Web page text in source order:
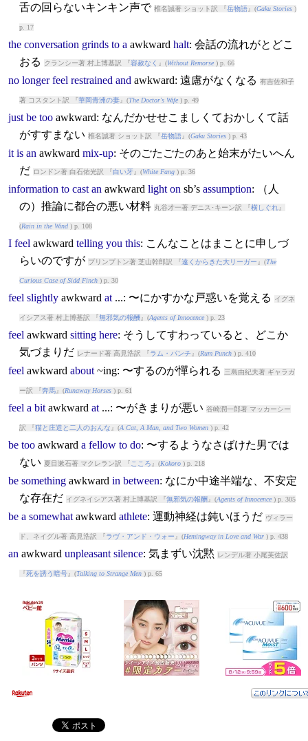
舌の回らないキンキン声で 椎名誠著 ショット訳 『岳物語』(Gaku Stories)
p. 17
the conversation grinds to a awkward halt: 会話の流れがとどこ
おる
クランシー著 村上博基訳 『容赦なく 』(Without Remorse) p. 66
no longer feel restrained and awkward: 遠慮がなくなる 有吉佐和子
著 コスタント訳 『華岡青洲の妻』(The Doctor's Wife) p. 49
just be too awkward: なんだかせせこましくておかしくて話
がすすまない 椎名誠著 ショット訳 『岳物語』(Gaku Stories) p. 43
it is an awkward mix-up: そのごたごたのあと始末がたいへん
だ ロンドン著 白石佑光訳 『白い牙』(White Fang) p. 36
information to cast an awkward light onsb’s assumption: （人
の）推論に都合の悪い材料 丸谷才一著 デニス･キーン訳 『横しぐれ』
(Rain in the Wind) p. 108
I feel awkward telling you this: こんなことはまことに申しづ
らいのですが プリンプトン著 芝山幹郎訳 『遠くからきた大リーガー 』(The
Curious Case of Sidd Finch) p. 30
feel slightly awkward at...: 〜にかすかな戸惑いを覚える イグネ
イシアス著 村上博基訳 『無邪気の報酬 』(Agents of Innocence) p. 23
feel awkward sitting here: そうしてすわっていると、どこか
気づまりだ レナード著 高見浩訳 『 ラム・パンチ 』(Rum Punch) p. 410
feel awkward about~ing: 〜するのが憚られる 三島由紀夫著 ギャラガ
ー訳 『奔馬』(Runaway Horses) p. 61
feel a bit awkward at...: 〜がきまりが悪い 谷崎潤一郎著 マッカーシー
訳 『猫と庄造と二人のおんな 』(A Cat, A Man, and Two Women) p. 42
be too awkward a fellow to do: 〜するようなさばけた男では
ない 夏目漱石著 マクレラン訳 『 こころ 』(Kokoro) p. 218
be something awkward in between: なにか中途半端な、不安定
な存在だ イグネイシアス著 村上博基訳 『無邪気の報酬 』(Agents of Innocence) p. 305
be a somewhat awkward athlete: 運動神経は鈍いほうだ ヴィラー
ド、ネイグル著 高見浩訳 『 ラヴ・アンド・ウォー 』(Hemingway in Love and War) p. 438
an awkward unpleasant silence: 気まずい沈黙 レンデル著 小尾芙佐訳
『死を誘う暗号』(Talking to Strange Men) p. 65